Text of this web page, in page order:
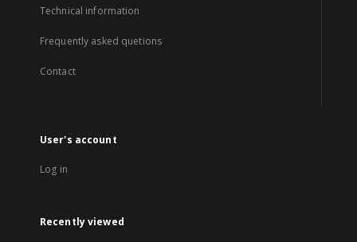
Technical information
Frequently asked quetions
Contact
User's account
Log in
Recently viewed